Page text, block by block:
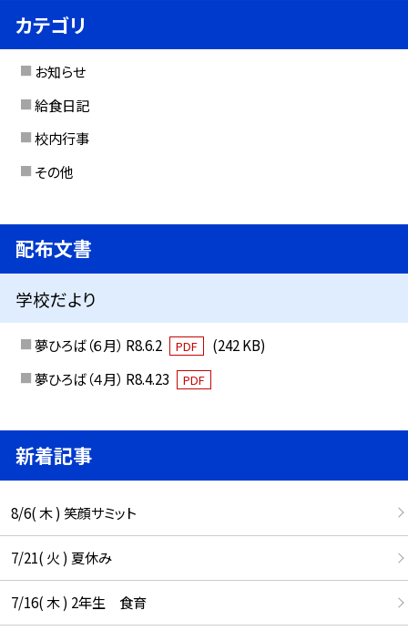
カテゴリ
お知らせ
給食日記
校内行事
その他
配布文書
学校だより
夢ひろば（６月） R8.6.2 PDF
(242 KB)
夢ひろば（４月） R8.4.23
PDF
新着記事
8/6( 木 ) 笑顔サミット
7/21( 火 ) 夏休み
7/16( 木 ) 2年生 食育